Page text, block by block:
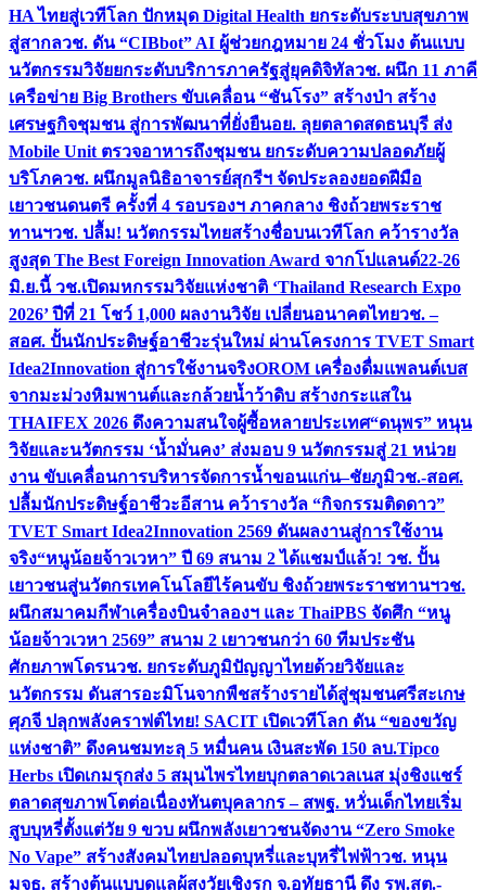
HA ไทยสู่เวทีโลก ปักหมุด Digital Health ยกระดับระบบสุขภาพ
สู่สากลวช. ดัน “CIBbot” AI ผู้ช่วยกฎหมาย 24 ชั่วโมง ต้นแบบ
นวัตกรรมวิจัยยกระดับบริการภาครัฐสู่ยุคดิจิทัลวช. ผนึก 11 ภาคี
เครือข่าย Big Brothers ขับเคลื่อน “ชันโรง” สร้างป่า สร้าง
เศรษฐกิจชุมชน สู่การพัฒนาที่ยั่งยืนอย. ลุยตลาดสดธนบุรี ส่ง
Mobile Unit ตรวจอาหารถึงชุมชน ยกระดับความปลอดภัยผู้
บริโภควช. ผนึกมูลนิธิอาจารย์สุกรีฯ จัดประลองยอดฝีมือ
เยาวชนดนตรี ครั้งที่ 4 รอบรองฯ ภาคกลาง ชิงถ้วยพระราช
ทานฯวช. ปลื้ม! นวัตกรรมไทยสร้างชื่อบนเวทีโลก คว้ารางวัล
สูงสุด The Best Foreign Innovation Award จากโปแลนด์22-26
มิ.ย.นี้ วช.เปิดมหกรรมวิจัยแห่งชาติ ‘Thailand Research Expo
2026’ ปีที่ 21 โชว์ 1,000 ผลงานวิจัย เปลี่ยนอนาคตไทยวช. –
สอศ. ปั้นนักประดิษฐ์อาชีวะรุ่นใหม่ ผ่านโครงการ TVET Smart
Idea2Innovation สู่การใช้งานจริงOROM เครื่องดื่มแพลนต์เบส
จากมะม่วงหิมพานต์และกล้วยน้ำว้าดิบ สร้างกระแสใน
THAIFEX 2026 ดึงความสนใจผู้ซื้อหลายประเทศ“ดนุพร” หนุน
วิจัยและนวัตกรรม ‘น้ำมั่นคง’ ส่งมอบ 9 นวัตกรรมสู่ 21 หน่วย
งาน ขับเคลื่อนการบริหารจัดการน้ำขอนแก่น–ชัยภูมิวช.-สอศ.
ปลื้มนักประดิษฐ์อาชีวะอีสาน คว้ารางวัล “กิจกรรมติดดาว”
TVET Smart Idea2Innovation 2569 ดันผลงานสู่การใช้งาน
จริง“หนูน้อยจ้าวเวหา” ปี 69 สนาม 2 ได้แชมป์แล้ว! วช. ปั้น
เยาวชนสู่นวัตกรเทคโนโลยีไร้คนขับ ชิงถ้วยพระราชทานฯวช.
ผนึกสมาคมกีฬาเครื่องบินจำลองฯ และ ThaiPBS จัดศึก “หนู
น้อยจ้าวเวหา 2569” สนาม 2 เยาวชนกว่า 60 ทีมประชัน
ศักยภาพโดรนวช. ยกระดับภูมิปัญญาไทยด้วยวิจัยและ
นวัตกรรม ดันสารอะมิโนจากพืชสร้างรายได้สู่ชุมชนศรีสะเกษ
ศุภจี ปลุกพลังคราฟต์ไทย! SACIT เปิดเวทีโลก ดัน “ของขวัญ
แห่งชาติ” ดึงคนชมทะลุ 5 หมื่นคน เงินสะพัด 150 ลบ.Tipco
Herbs เปิดเกมรุกส่ง 5 สมุนไพรไทยบุกตลาดเวลเนส มุ่งชิงแชร์
ตลาดสุขภาพโตต่อเนื่องทันตบุคลากร – สพฐ. หวั่นเด็กไทยเริ่ม
สูบบุหรี่ตั้งแต่วัย 9 ขวบ ผนึกพลังเยาวชนจัดงาน “Zero Smoke
No Vape” สร้างสังคมไทยปลอดบุหรี่และบุหรี่ไฟฟ้าวช. หนุน
มจธ. สร้างต้นแบบดูแลผู้สูงวัยเชิงรุก จ.อุทัยธานี ดึง รพ.สต.-